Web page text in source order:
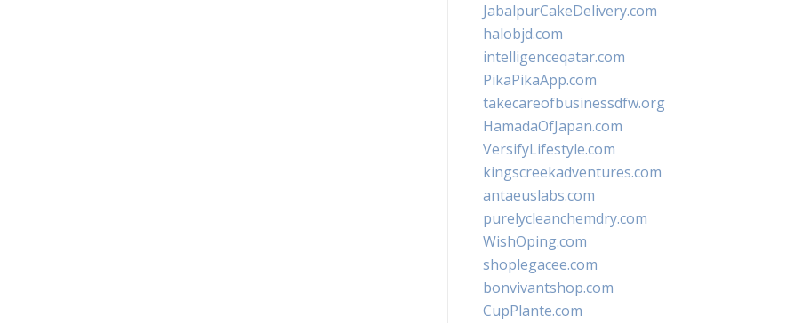
JabalpurCakeDelivery.com
halobjd.com
intelligenceqatar.com
PikaPikaApp.com
takecareofbusinessdfw.org
HamadaOfJapan.com
VersifyLifestyle.com
kingscreekadventures.com
antaeuslabs.com
purelycleanchemdry.com
WishOping.com
shoplegacee.com
bonvivantshop.com
CupPlante.com